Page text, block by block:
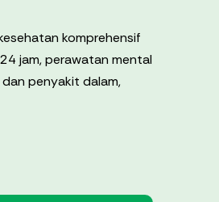
komprehensif
jam, perawatan mental
dan penyakit dalam,